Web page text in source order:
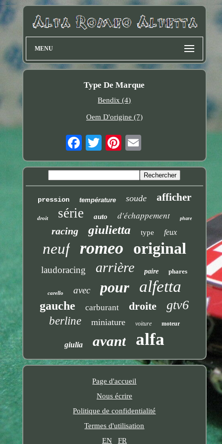
MENU
Type De Marque
Bendix (4)
Oem D'origine (7)
pression température soude afficher
droit série auto d'échappement phare
racing giulietta type feux
neuf romeo original
laudoracing arrière paire phares
carello avec pour alfetta
gauche carburant droite gtv6
berline miniature voiture moteur
giulia avant alfa
Page d'accueil
Nous écrire
Politique de confidentialité
Termes d'utilisation
EN
FR